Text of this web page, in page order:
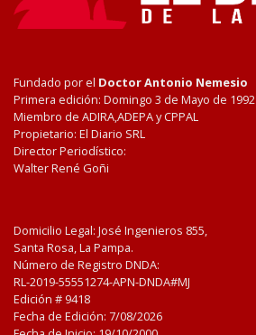
Fundado por el Doctor Antonio Nemesio
Primera edición: Domingo 3 de Mayo de 1992
Miembro de ADIRA,ADEPA y CPPAL
Propietario: El Diario SRL
Director Periodístico:
Walter René Goñi
Domicilio Legal: José Ingenieros 855,
Santa Rosa, La Pampa.
Número de Registro DNDA:
RL-2019-55551274-APN-DNDA#MJ
Edición # 9418
Fecha de Edición: 7/08/2026